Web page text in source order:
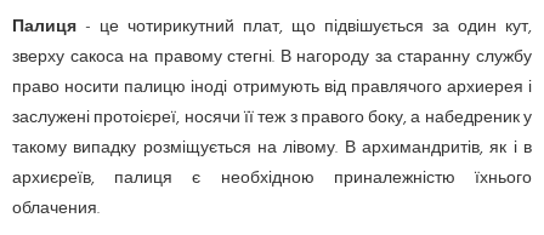
Палиця - це чотирикутний плат, що підвішується за один кут,
зверху сакоса на правому стегні. В нагороду за старанну службу
право носити палицю іноді отримують від правлячого архиерея і
заслужені протоієреї, носячи її теж з правого боку, а набедреник у
такому випадку розміщується на лівому. В архимандритів, як і в
архиєреїв, палиця є необхідною приналежністю їхнього
облачения.